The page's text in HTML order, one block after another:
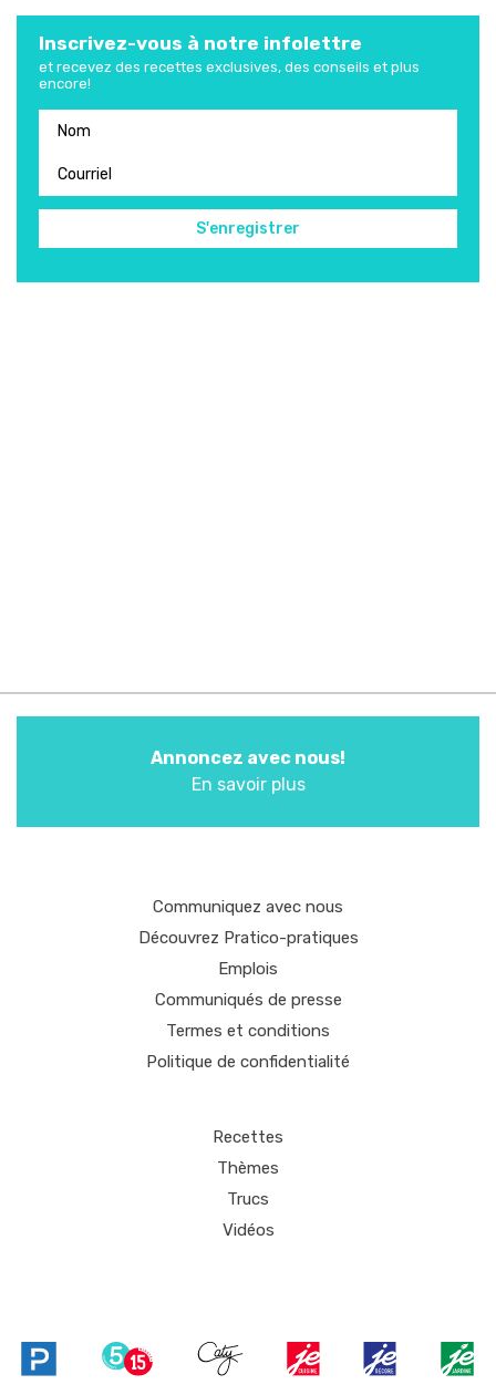
Inscrivez-vous à notre infolettre
et recevez des recettes exclusives, des conseils et plus
encore!
Annoncez avec nous!
En savoir plus
Communiquez avec nous
Découvrez Pratico-pratiques
Emplois
Communiqués de presse
Termes et conditions
Politique de confidentialité
Recettes
Thèmes
Trucs
Vidéos